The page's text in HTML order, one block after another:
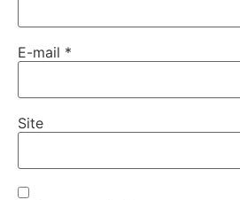
E-mail *
Site